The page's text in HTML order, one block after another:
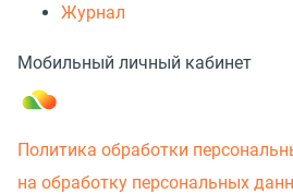
Журнал
Мобильный личный кабинет
Политика обработки
на обработку персональных